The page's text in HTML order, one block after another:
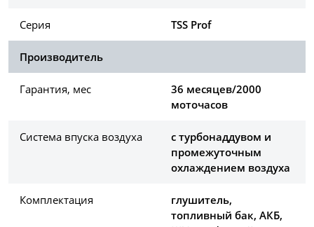
Серия TSS Prof
Производитель
Гарантия, мес
36 месяцев/2000
моточасов
Система впуска воздуха
с турбонаддувом и
промежуточным
охлаждением воздуха
Комплектация
глушитель,
топливный бак, АКБ,